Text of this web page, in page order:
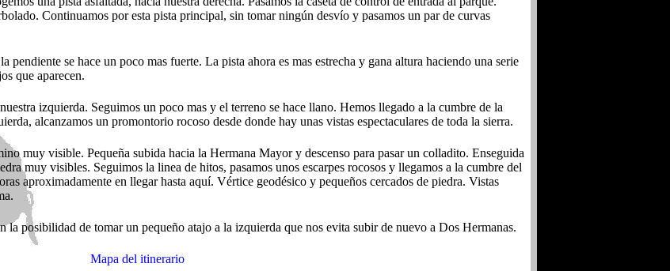
Continuamos por esta pista principal, sin tomar ningún desvío y pasamos un par de curvas
pendiente se hace un poco mas fuerte. La pista ahora es mas estrecha y gana altura haciendo una serie
que aparecen.
izquierda. Seguimos un poco mas y el terreno se hace llano. Hemos llegado a la cumbre de la
alcanzamos un promontorio rocoso desde donde hay unas vistas espectaculares de toda la sierra.
muy visible. Pequeña subida hacia la Hermana Mayor y descenso para pasar un colladito. Enseguida
muy visibles. Seguimos la linea de hitos, pasamos unos escarpes rocosos y llegamos a la cumbre del
aproximadamente en llegar hasta aquí. Vértice geodésico y pequeños cercados de piedra. Vistas
la posibilidad de tomar un pequeño atajo a la izquierda que nos evita subir de nuevo a Dos Hermanas.
Mapa del itinerario